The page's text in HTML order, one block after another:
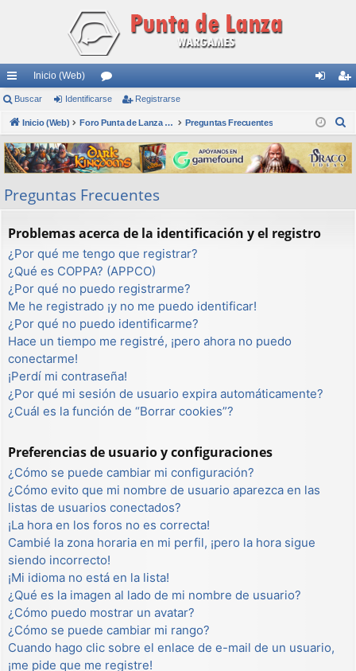
nl
ac
es
rá
pi
Inicio (Web)
or
os nti
fic
ar
ist
ra
rs
Buscar Identificarse Registrarse
Inicio (Web) Foro Punta de Lanza Wargames Preguntas Frecuentes
s
c
r
Preguntas Frecuentes
Problemas acerca de la identificación y el registro
¿Por qué me tengo que registrar?
¿Qué es COPPA? (APPCO)
¿Por qué no puedo registrarme?
Me he registrado ¡y no me puedo identificar!
¿Por qué no puedo identificarme?
Hace un tiempo me registré, ¡pero ahora no puedo
conectarme!
¡Perdí mi contraseña!
¿Por qué mi sesión de usuario expira automáticamente?
¿Cuál es la función de “Borrar cookies”?
Preferencias de usuario y configuraciones
¿Cómo se puede cambiar mi configuración?
¿Cómo evito que mi nombre de usuario aparezca en las
listas de usuarios conectados?
¡La hora en los foros no es correcta!
Cambié la zona horaria en mi perfil, ¡pero la hora sigue
siendo incorrecto!
¡Mi idioma no está en la lista!
¿Qué es la imagen al lado de mi nombre de usuario?
¿Cómo puedo mostrar un avatar?
¿Cómo se puede cambiar mi rango?
Cuando hago clic sobre el enlace de e-mail de un usuario,
¡me pide que me registre!